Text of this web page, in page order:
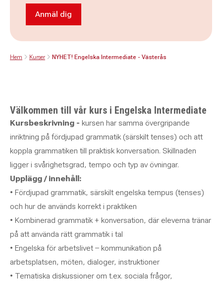
Anmäl dig till NYHET! Engelska Intermediate -
Anmäl dig
Hem Kurser NYHET! Engelska Intermediate - Västerås
Välkommen till vår kurs i Engelska Intermediate
Kursbeskrivning - kursen har samma övergripande
inriktning på fördjupad grammatik (särskilt tenses) och att
koppla grammatiken till praktisk konversation. Skillnaden
ligger i svårighetsgrad, tempo och typ av övningar.
Upplägg / innehåll:
• Fördjupad grammatik, särskilt engelska tempus (tenses)
och hur de används korrekt i praktiken
• Kombinerad grammatik + konversation, där eleverna tränar
på att använda rätt grammatik i tal
• Engelska för arbetslivet – kommunikation på
arbetsplatsen, möten, dialoger, instruktioner
• Tematiska diskussioner om t.ex. sociala frågor,